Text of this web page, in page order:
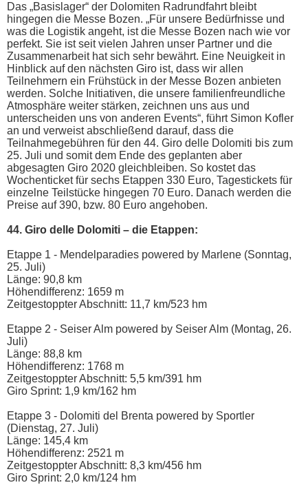
Das „Basislager“ der Dolomiten Radrundfahrt bleibt
hingegen die Messe Bozen. „Für unsere Bedürfnisse und
was die Logistik angeht, ist die Messe Bozen nach wie vor
perfekt. Sie ist seit vielen Jahren unser Partner und die
Zusammenarbeit hat sich sehr bewährt. Eine Neuigkeit in
Hinblick auf den nächsten Giro ist, dass wir allen
Teilnehmern ein Frühstück in der Messe Bozen anbieten
werden. Solche Initiativen, die unsere familienfreundliche
Atmosphäre weiter stärken, zeichnen uns aus und
unterscheiden uns von anderen Events“, führt Simon Kofler
an und verweist abschließend darauf, dass die
Teilnahmegebühren für den 44. Giro delle Dolomiti bis zum
25. Juli und somit dem Ende des geplanten aber
abgesagten Giro 2020 gleichbleiben. So kostet das
Wochenticket für sechs Etappen 330 Euro, Tagestickets für
einzelne Teilstücke hingegen 70 Euro. Danach werden die
Preise auf 390, bzw. 80 Euro angehoben.
44. Giro delle Dolomiti – die Etappen:
Etappe 1 - Mendelparadies powered by Marlene (Sonntag,
25. Juli)
Länge: 90,8 km
Höhendifferenz: 1659 m
Zeitgestoppter Abschnitt: 11,7 km/523 hm
Etappe 2 - Seiser Alm powered by Seiser Alm (Montag, 26.
Juli)
Länge: 88,8 km
Höhendifferenz: 1768 m
Zeitgestoppter Abschnitt: 5,5 km/391 hm
Giro Sprint: 1,9 km/162 hm
Etappe 3 - Dolomiti del Brenta powered by Sportler
(Dienstag, 27. Juli)
Länge: 145,4 km
Höhendifferenz: 2521 m
Zeitgestoppter Abschnitt: 8,3 km/456 hm
Giro Sprint: 2,0 km/124 hm